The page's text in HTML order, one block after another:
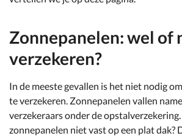
Zonnepanelen: wel of
verzekeren?
In de meeste gevallen is het niet nodig
te verzekeren. Zonnepanelen vallen
verzekeraars onder de opstalverzekering.
zonnepanelen niet vast op een plat dak?